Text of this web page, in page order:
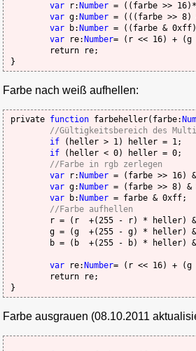
var
r: Number = ((farbe >>
var g: Number = (((farbe >> 8)
var
b: Number = ((farbe &
var
re: Number= (r << 16) + (g
Farbe nach weiß aufhellen:
private function farbeheller(farbe:
//Gültigkeitsbereich des
if (heller > 1) heller = 1;
if (heller < 0) heller = 0;
//Farbe in rgb zerlegen
var
r: Number = (farbe >> 16)
var g: Number = (farbe >> 8)
var
b: Number = farbe & 0xff;
//Farbe aufhellen
var re: Number= (r << 16) + (g
Farbe ausgrauen (08.10.2011